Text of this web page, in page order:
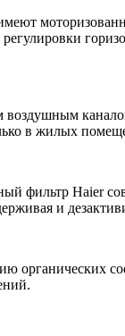
в жилых
фильтр Haier
и
органических